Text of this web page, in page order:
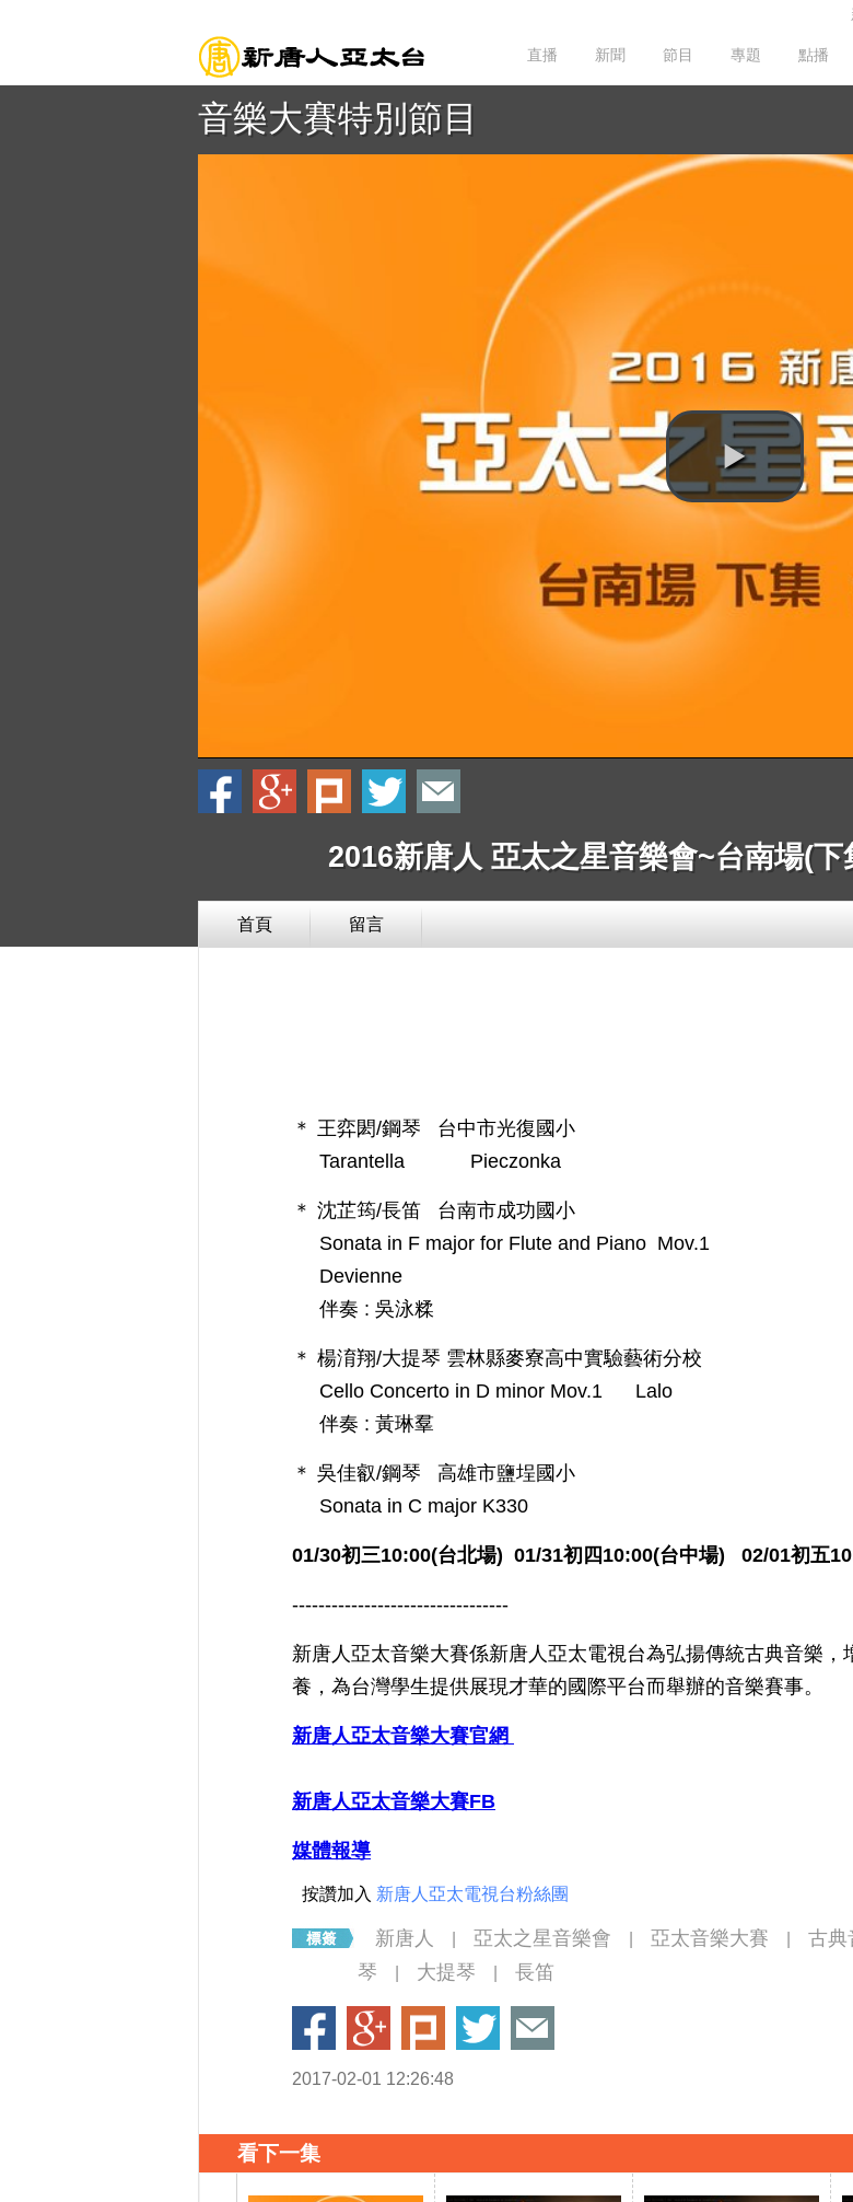
直播 新聞 節目 專題 點播
音樂大賽特別節目
2016新唐人 亞太之星音樂會~台南場(
首頁 留言
＊ 王弈閎/鋼琴 台中市光復國小
Tarantella Pieczonka
＊ 沈芷筠/長笛 台南市成功國小
Sonata in F major for Flute and Piano Mov.1
Devienne
伴奏 : 吳泳糅
＊ 楊淯翔/大提琴 雲林縣麥寮高中實驗藝術分校
Cello Concerto in D minor Mov.1 Lalo
伴奏 : 黃琳羣
＊ 吳佳叡/鋼琴 高雄市鹽埕國小
Sonata in C major K330
01/30初三10:00(台北場) 01/31初四10:00(台中場) 02/01初五
---------------------------------
新唐人亞太音樂大賽係新唐人亞太電視台為弘揚傳統古典音樂
養，為台灣學生提供展現才華的國際平台而舉辦的音樂賽事。
新唐人亞太音樂大賽官網
新唐人亞太音樂大賽FB
媒體報導
按讚加入 新唐人亞太電視台粉絲團
新唐人 亞太之星音樂會 亞太音樂大賽 古典
琴
大提琴 長笛
2017-02-01 12:26:48
看下一集